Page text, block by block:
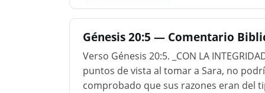
ello. El que hace mal, sea quien sea,
ha hecho, a menos que se arrepienta y,
Génesis 20:5 — Comentario
Verso Génesis 20:5. _CON LA
puntos de vista al tomar a Sara, no
comprobado que sus razones eran del